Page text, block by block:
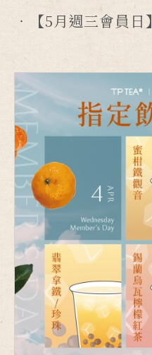
【5月週三會員日】